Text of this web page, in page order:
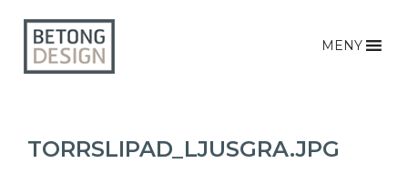
MENY
TORRSLIPAD_LJUSGRA.JPG